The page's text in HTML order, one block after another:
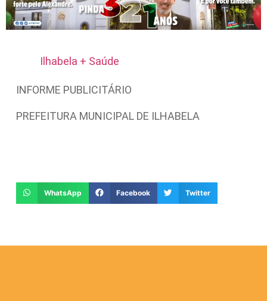
Ilhabela + Saúde
INFORME PUBLICITÁRIO
PREFEITURA MUNICIPAL DE ILHABELA
WhatsApp Facebook Twitter